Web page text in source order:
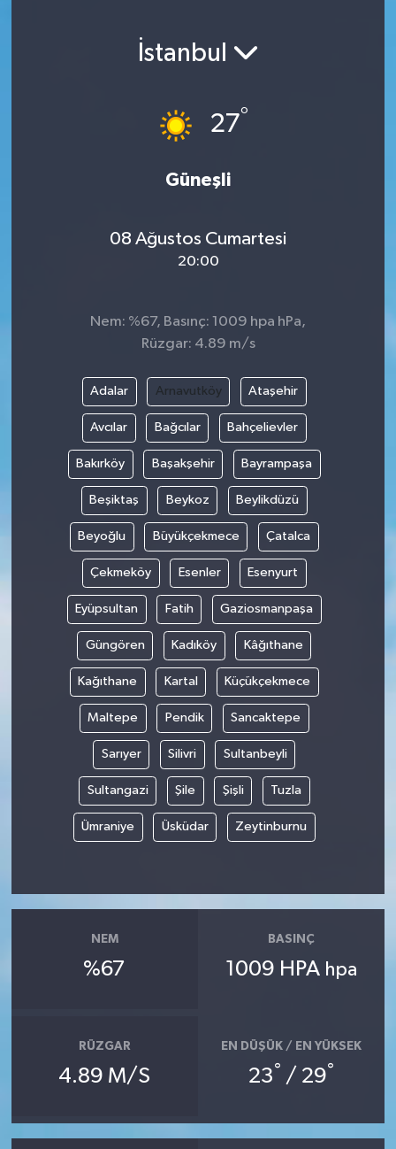
İstanbul
27°
Güneşli
08 Ağustos Cumartesi
20:00
Nem: %67, Basınç: 1009 hpa hPa,
Rüzgar: 4.89 m/s
Adalar Arnavutköy Ataşehir
Avcılar Bağcılar Bahçelievler
Bakırköy Başakşehir Bayrampaşa
Beşiktaş Beykoz Beylikdüzü
Beyoğlu Büyükçekmece Çatalca
Çekmeköy Esenler Esenyurt
Eyüpsultan Fatih Gaziosmanpaşa
Güngören Kadıköy Kâğıthane
Kağıthane Kartal Küçükçekmece
Maltepe Pendik Sancaktepe
Sarıyer Silivri Sultanbeyli
Sultangazi Şile Şişli Tuzla
Ümraniye Üsküdar Zeytinburnu
NEM
%67
BASINÇ
1009 HPA hpa
RÜZGAR
4.89 M/S
EN DÜŞÜK / EN YÜKSEK
23° / 29°